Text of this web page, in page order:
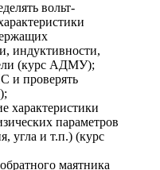
вольт-
индуктивности,
(курс АДМУ);
и проверять
характеристики
параметров
угла и т.п.) (курс
маятника